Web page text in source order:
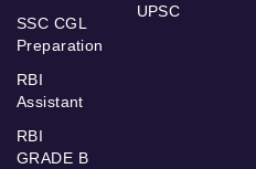
SSC CGL
Preparation
RBI
Assistant
RBI
GRADE B
UPSC